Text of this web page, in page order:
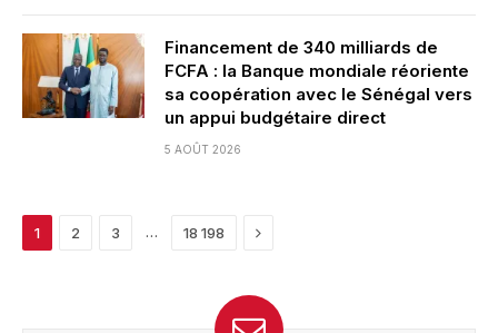
Financement de 340 milliards de
FCFA : la Banque mondiale réoriente
sa coopération avec le Sénégal vers
un appui budgétaire direct
5 AOÛT 2026
1 2 3 … 18 198 Next